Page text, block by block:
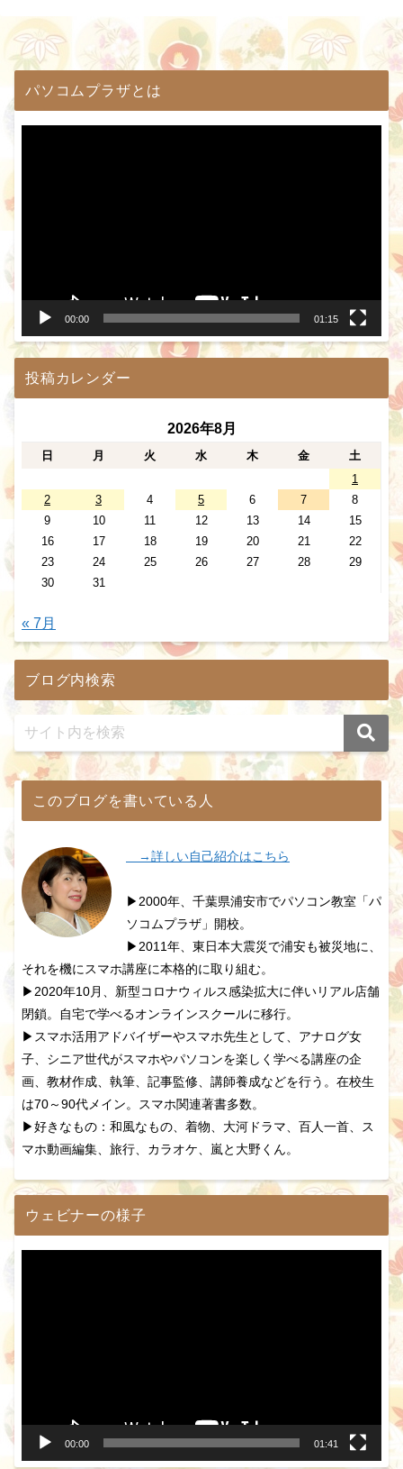
パソコムプラザとは
00:00 01:15
投稿カレンダー
2026年8月
日 月 火 水 木 金
土
1
2
3 4 5 6 7
8
9
10 11 12 13 14
15
16
17 18 19 20 21
22
23
24 25 26 27 28
29
30
31
« 7月
ブログ内検索
このブログを書いている人
→詳しい自己紹介はこちら
▶2000年、千葉県浦安市でパソコン教室「パ
ソコムプラザ」開校。
▶2011年、東日本大震災で浦安も被災地に、
それを機にスマホ講座に本格的に取り組む。
▶2020年10月、新型コロナウィルス感染拡大に伴いリアル店舗
閉鎖。自宅で学べるオンラインスクールに移行。
▶スマホ活用アドバイザーやスマホ先生として、アナログ女
子、シニア世代がスマホやパソコンを楽しく学べる講座の企
画、教材作成、執筆、記事監修、講師養成などを行う。在校生
は70～90代メイン。スマホ関連著書多数。
▶好きなもの：和風なもの、着物、大河ドラマ、百人一首、ス
マホ動画編集、旅行、カラオケ、嵐と大野くん。
ウェビナーの様子
00:00 01:41